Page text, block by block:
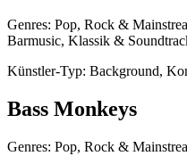
Genres: Pop, Rock &
Barmusic, Klassik &
Künstler-Typ: Background,
Bass Monkeys
Genres: Pop, Rock &